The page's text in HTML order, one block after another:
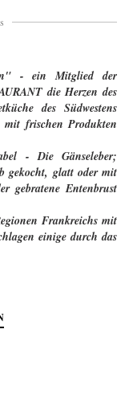
- ein Mitglied der
die Herzen des
des Südwestens
frischen Produkten
- Die Gänseleber;
gekocht, glatt oder mit
gebratene Entenbrust
Frankreichs mit
einige durch das